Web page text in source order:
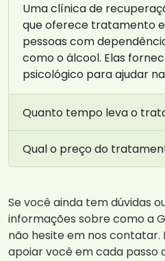
Uma clínica de
que oferece tratamento
pessoas com
como o álcool. Elas
psicológico para ajudar
Quanto tempo leva o
Qual o preço do
Se você ainda tem dúvidas
informações sobre como a
não hesite em nos contatar.
apoiar você em cada passo